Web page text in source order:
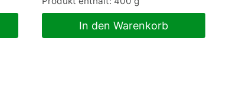
In den Warenkorb